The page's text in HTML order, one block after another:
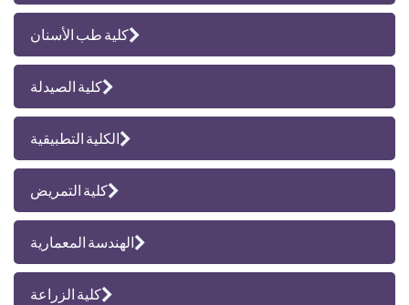
كلية طب الأسنان
كلية الصيدلة
الكلية التطبيقية
كلية التمريض
الهندسة المعمارية
كلية الزراعة